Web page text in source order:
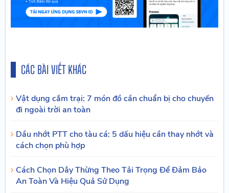
CÁC BÀI VIẾT KHÁC
Vật dụng cắm trại: 7 món đồ cần chuẩn bị cho chuyến
đi ngoài trời an toàn
Dầu nhớt PTT cho tàu cá: 5 dấu hiệu cần thay nhớt và
cách chọn phù hợp
Cách Chọn Dây Thừng Theo Tải Trọng Để Đảm Bảo
An Toàn Và Hiệu Quả Sử Dụng